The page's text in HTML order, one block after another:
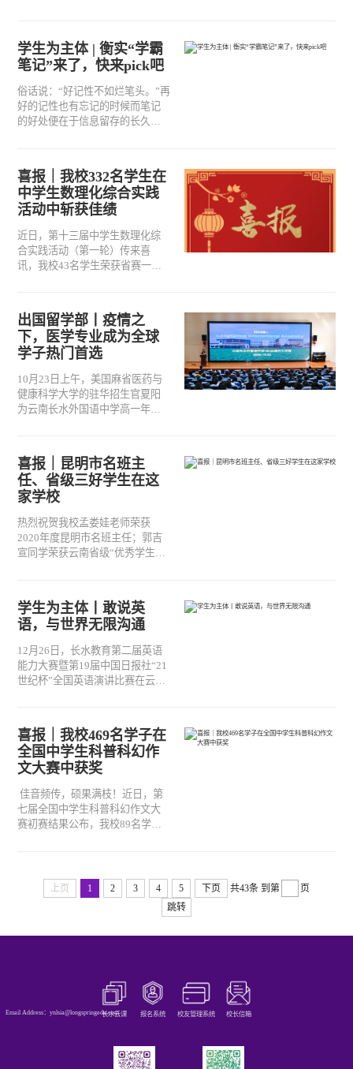
学生为主体 | 衡实“学霸
笔记”来了，快来pick吧
俗话说：“好记性不如烂笔头。”再
好的记性也有忘记的时候而笔记
的好处便在于信息留存的长久笔
一句，是学生的独家记忆好笔
记，就要晒出来！
喜报｜我校332名学生在
中学生数理化综合实践
活动中斩获佳绩
近日，第十三届中学生数理化综
合实践活动（第一轮）传来喜
讯，我校43名学生荣获省赛一等
此，特向获奖的332名优秀学子表
示热烈的祝贺，并向辛勤付出的
指导老师表示衷心的感谢！
出国留学部丨疫情之
下，医学专业成为全球
学子热门首选
10月23日上午，美国麻省医药与
健康科学大学的驻华招生官夏阳
为云南长水外国语中学高一年
系及医药专业的科普讲座。
喜报｜昆明市名班主
任、省级三好学生在这
家学校
热烈祝贺我校孟娄娃老师荣获
2020年度昆明市名班主任；郭吉
宣同学荣获云南省级“优秀学生干
好学生”。
学生为主体丨敢说英
语，与世界无限沟通
12月26日，长水教育第二届英语
能力大赛暨第19届中国日报社“21
世纪杯”全国英语演讲比赛在云南
430位优秀选手从5500多名参赛者
中脱颖而出进入到省赛决赛，他
们围绕不同主题发表演讲，自信
地展示出新时代衡实学子的风
喜报｜我校469名学子在
全国中学生科普科幻作
文大赛中获奖
佳音频传，硕果满枝！近日，第
七届全国中学生科普科幻作文大
赛初赛结果公布，我校89名学子
及指导教师表达热烈的祝贺！
上页 1 2 3 4 5 下页 共43条 到第
页
跳转
Email Address：ynlsia@longspringedu.com
长水云课 报名系统 校友管理系统 校长信箱